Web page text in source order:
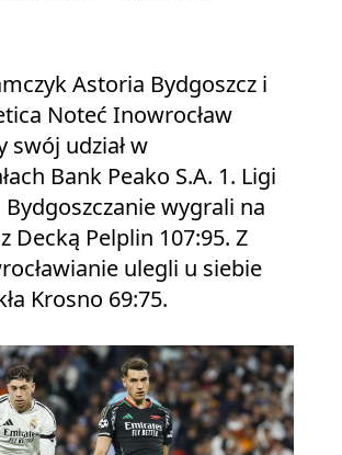
Astoria Bydgoszcz i
Noteć Inowrocław
swój udział w
Bank Peako S.A. 1. Ligi
Bydgoszczanie wygrali na
Decką Pelplin 107:95. Z
ulegli u siebie
Krosno 69:75.